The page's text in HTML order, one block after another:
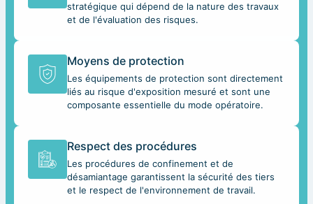
stratégique qui dépend de la nature des travaux
et de l'évaluation des risques.
Moyens de protection
Les équipements de protection sont directement
liés au risque d'exposition mesuré et sont une
composante essentielle du mode opératoire.
Respect des procédures
Les procédures de confinement et de
désamiantage garantissent la sécurité des tiers
et le respect de l'environnement de travail.